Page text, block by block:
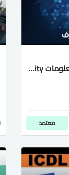
كورس أمن المعلومات Information Security شرح عربى للمبتدئيين
معتمد